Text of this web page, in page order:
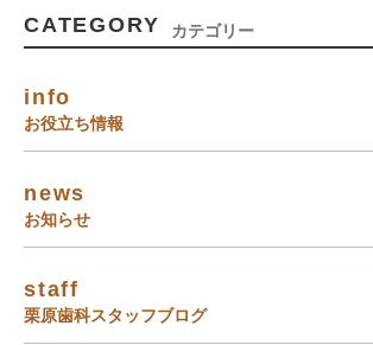
CATEGORY カテゴリー
info
お役立ち情報
news
お知らせ
staff
栗原歯科スタッフブログ